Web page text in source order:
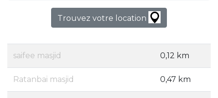
Trouvez votre location
saifee masjid 0,12 km
Ratanbai masjid 0,47 km